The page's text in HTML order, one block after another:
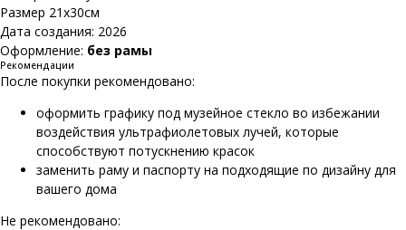
Размер 21х30см
Дата создания: 2026
Оформление: без рамы
Рекомендации
После покупки рекомендовано:
оформить графику под музейное стекло во избежании
воздействия ультрафиолетовых лучей, которые
способствуют потускнению красок
заменить раму и паспорту на подходящие по дизайну для
вашего дома
Не рекомендовано: